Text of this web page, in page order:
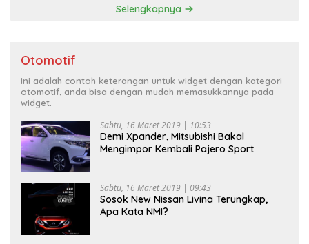
Selengkapnya
Otomotif
Ini adalah contoh keterangan untuk widget dengan kategori
otomotif, anda bisa dengan mudah memasukkannya pada
widget.
Sabtu, 16 Maret 2019 | 10:53
Demi Xpander, Mitsubishi Bakal
Mengimpor Kembali Pajero Sport
Sabtu, 16 Maret 2019 | 09:43
Sosok New Nissan Livina Terungkap,
Apa Kata NMI?